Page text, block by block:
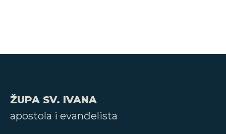
ŽUPA SV. IVANA
apostola i evanđelista